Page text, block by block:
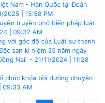
Nam - Hàn Quốc tại Đoàn
2025 | 15:58 PM
truyền phổ biến pháp luật
| 09:32 AM
với góc độ của Luật sư thành
san kỉ niệm 35 năm ngày
Nai" - 21/11/2024 | 11:28
chức khóa bồi dưỡng chuyên
09:33 AM